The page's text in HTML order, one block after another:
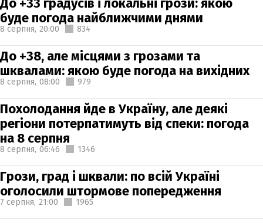
буде погода найближчими днями
8 серпня, 20:00 834
До +38, але місцями з грозами та
шквалами: якою буде погода на вихідних
8 серпня, 08:00 979
Похолодання йде в Україну, але деякі
регіони потерпатимуть від спеки: погода
на 8 серпня
8 серпня, 06:46 1346
Грози, град і шквали: по всій Україні
оголосили штормове попередження
7 серпня, 21:00 1965